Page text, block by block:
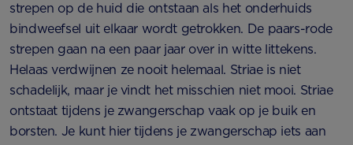
strepen op de huid die ontstaan als het onderhuids
bindweefsel uit elkaar wordt getrokken. De paars-rode
strepen gaan na een paar jaar over in witte littekens.
Helaas verdwijnen ze nooit helemaal. Striae is niet
schadelijk, maar je vindt het misschien niet mooi. Striae
ontstaat tijdens je zwangerschap vaak op je buik en
borsten. Je kunt hier tijdens je zwangerschap iets aan